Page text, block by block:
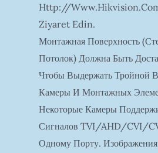
Http://
Ziyaret Edin.
Монтажная Поверхность
Потолок) Должна Быть
Чтобы Выдержать Тройной
Камеры И Монтажных
Некоторые Камеры
Сигналов TVI/AHD/CVI/
Одному Порту.